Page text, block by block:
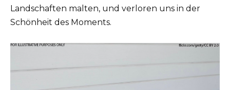
Landschaften malten, und verloren uns in der
Schönheit des Moments.